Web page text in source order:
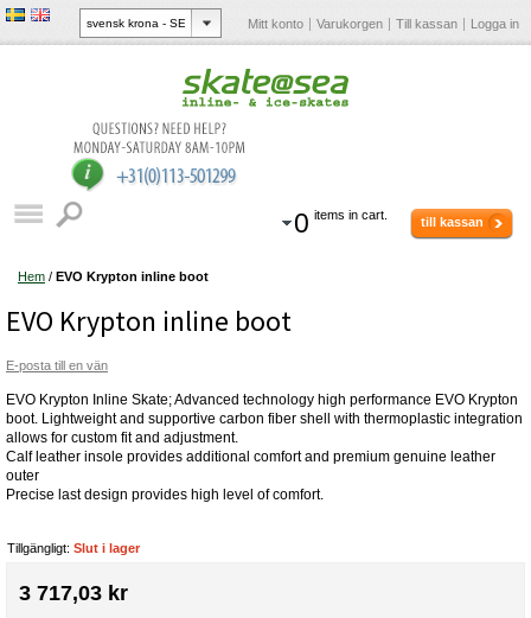
Mitt konto Varukorgen Till kassan Logga in
0 items in cart. till kassan
Hem / EVO Krypton inline boot
EVO Krypton inline boot
E-posta till en vän
EVO Krypton Inline Skate; Advanced technology high performance EVO Krypton
boot. Lightweight and supportive carbon fiber shell with thermoplastic integration
allows for custom fit and adjustment.
Calf leather insole provides additional comfort and premium genuine leather
outer
Precise last design provides high level of comfort.
Tillgängligt: Slut i lager
3 717,03 kr